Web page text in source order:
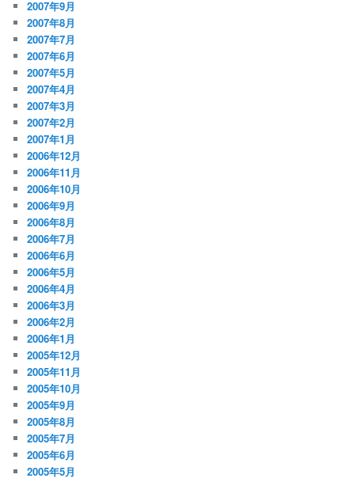
2007年9月
2007年8月
2007年7月
2007年6月
2007年5月
2007年4月
2007年3月
2007年2月
2007年1月
2006年12月
2006年11月
2006年10月
2006年9月
2006年8月
2006年7月
2006年6月
2006年5月
2006年4月
2006年3月
2006年2月
2006年1月
2005年12月
2005年11月
2005年10月
2005年9月
2005年8月
2005年7月
2005年6月
2005年5月